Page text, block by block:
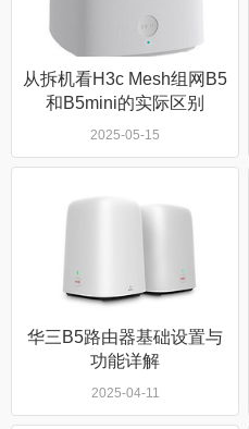
从拆机看H3c Mesh组网B5
和B5mini的实际区别
2025-05-15
华三B5路由器基础设置与
功能详解
2025-04-11